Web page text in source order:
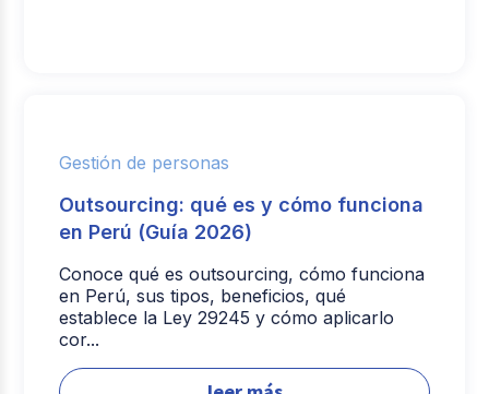
Gestión de personas
Outsourcing: qué es y cómo funciona
en Perú (Guía 2026)
Conoce qué es outsourcing, cómo funciona
en Perú, sus tipos, beneficios, qué
establece la Ley 29245 y cómo aplicarlo
cor...